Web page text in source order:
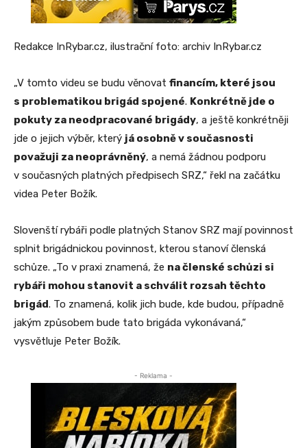
Redakce InRybar.cz, ilustrační foto: archiv InRybar.cz
„V tomto videu se budu věnovat financím, které jsou
s problematikou brigád spojené. Konkrétně jde o
pokuty za neodpracované brigády, a ještě konkrétněji
jde o jejich výběr, který já osobně v současnosti
považuji za neoprávněný, a nemá žádnou podporu
v současných platných předpisech SRZ,“ řekl na začátku
videa Peter Božík.
Slovenští rybáři podle platných Stanov SRZ mají povinnost
splnit brigádnickou povinnost, kterou stanoví členská
schůze. „To v praxi znamená, že na členské schůzi si
rybáři mohou stanovit a schválit rozsah těchto
brigád. To znamená, kolik jich bude, kde budou, případně
jakým způsobem bude tato brigáda vykonávaná,“
vysvětluje Peter Božík.
- Reklama -